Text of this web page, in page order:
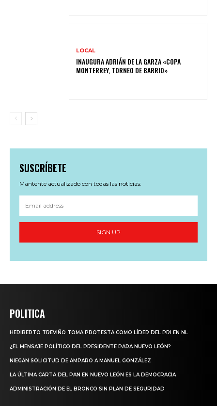
LOCAL
INAUGURA ADRIÁN DE LA GARZA «COPA
MONTERREY, TORNEO DE BARRIO»
SUSCRÍBETE
Mantente actualizado con todas las noticias:
SIGN UP
POLITICA
HERIBERTO TREVIÑO TOMA PROTESTA COMO LÍDER DEL PRI EN NL
¿EL MENSAJE POLÍTICO DEL PRESIDENTE PARA NUEVO LEÓN?
NIEGAN SOLICITUD DE AMPARO A MANUEL GONZÁLEZ
LA ÚLTIMA CARTA DEL PAN EN NUEVO LEÓN ES LA DEMOCRACIA
ADMINISTRACIÓN DE EL BRONCO SIN PLAN DE SEGURIDAD